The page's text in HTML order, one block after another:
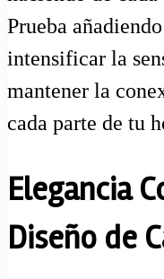
Prueba
intensificar la
mantener la
cada parte de tu
Elegancia
Diseño de